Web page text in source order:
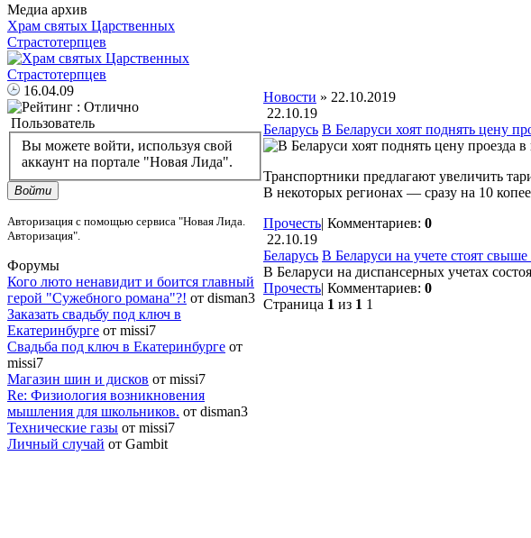
Медиа архив
Храм святых Царственных
Страстотерпцев
16.04.09
Пользователь
Вы можете войти, используя свой
аккаунт на портале "Новая Лида".
Войти
Авторизация с помощью сервиса "Новая Лида.
Авторизация".
Форумы
Кого люто ненавидит и боится главный
герой "Сужебного романа"?! от disman3
Заказать свадьбу под ключ в
Екатеринбурге от missi7
Cвадьба под ключ в Екатеринбурге от
missi7
Магазин шин и дисков от missi7
Re: Физиология возникновения
мышления для школьников. от disman3
Технические газы от missi7
Личный случай от Gambit
Новости » 22.10.2019
22.10.19
Беларусь В Беларуси хоят поднять цену
Транспортники предлагают увеличить
В некоторых регионах — сразу на 10
Прочесть| Комментариев: 0
22.10.19
Беларусь В Беларуси на учете стоят
В Беларуси на диспансерных учетах
Прочесть| Комментариев: 0
Страница 1 из 1 1